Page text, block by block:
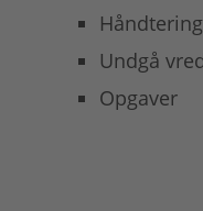
Undgå
Opgaver